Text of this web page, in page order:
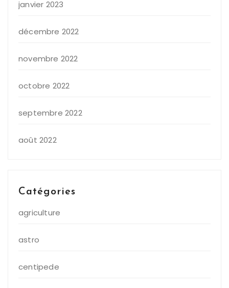
janvier 2023
décembre 2022
novembre 2022
octobre 2022
septembre 2022
août 2022
Catégories
agriculture
astro
centipede